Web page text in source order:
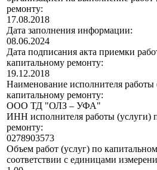
ремонту:
17.08.2018
Дата заполнения информации:
08.06.2024
Дата подписания акта приемки
капитальному ремонту:
19.12.2018
Наименование исполнителя работы
капитальному ремонту:
ООО ТД "ОЛЗ – УФА"
ИНН исполнителя работы (услуги)
ремонту:
0278903573
Объем работ (услуг) по
соответствии с единицами